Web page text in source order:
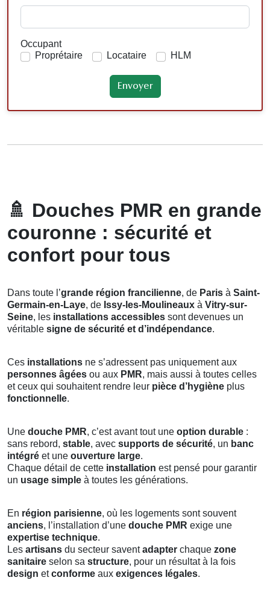
Occupant
Proprétaire
Locataire HLM
🚿 Douches PMR en grande
couronne : sécurité et
confort pour tous
Dans toute l’grande région francilienne, de Paris à Saint-
Germain-en-Laye, de Issy-les-Moulineaux à Vitry-sur-
Seine, les installations accessibles sont devenues un
véritable signe de sécurité et d’indépendance.
Ces installations ne s’adressent pas uniquement aux
personnes âgées ou aux PMR, mais aussi à toutes celles
et ceux qui souhaitent rendre leur pièce d’hygiène plus
fonctionnelle.
Une douche PMR, c’est avant tout une option durable :
sans rebord, stable, avec supports de sécurité, un banc
intégré et une ouverture large.
Chaque détail de cette installation est pensé pour garantir
un usage simple à toutes les générations.
En région parisienne, où les logements sont souvent
anciens, l’installation d’une douche PMR exige une
expertise technique.
Les artisans du secteur saventadapter chaque zone
sanitaire selon sa structure, pour un résultat à la fois
design etconforme aux exigences légales.